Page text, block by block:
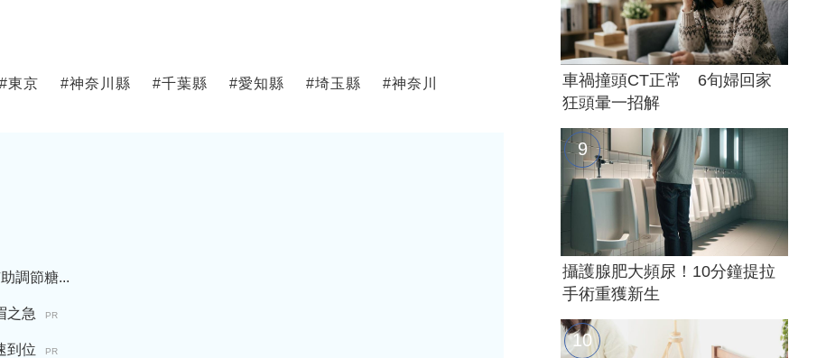
#東京 #神奈川縣 #千葉縣 #愛知縣 #埼玉縣 #神奈川
調節糖...
之急 PR
到位 PR
車禍撞頭CT正常 6旬婦回家
狂頭暈一招解
攝護腺肥大頻尿！10分鐘提拉
手術重獲新生